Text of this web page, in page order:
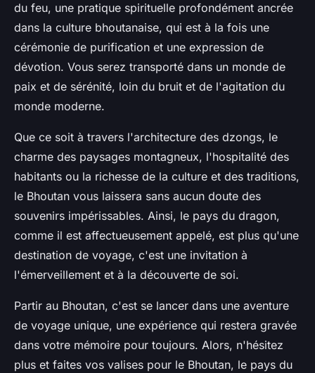
du feu, une pratique spirituelle profondément ancrée
dans la culture bhoutanaise, qui est à la fois une
cérémonie de purification et une expression de
dévotion. Vous serez transporté dans un monde de
paix et de sérénité, loin du bruit et de l'agitation du
monde moderne.
Que ce soit à travers l'architecture des dzongs, le
charme des paysages montagneux, l'hospitalité des
habitants ou la richesse de la culture et des traditions,
le Bhoutan vous laissera sans aucun doute des
souvenirs impérissables. Ainsi, le pays du dragon,
comme il est affectueusement appelé, est plus qu'une
destination de voyage, c'est une invitation à
l'émerveillement et à la découverte de soi.
Partir au Bhoutan, c'est se lancer dans une aventure
de voyage unique, une expérience qui restera gravée
dans votre mémoire pour toujours. Alors, n'hésitez
plus et faites vos valises pour le Bhoutan, le pays du